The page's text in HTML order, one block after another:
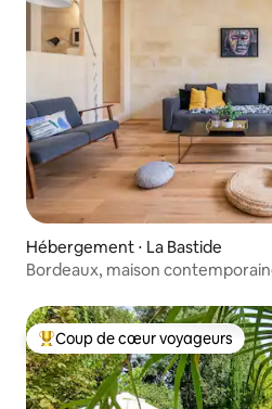
Hébergement ⋅ La Bastide
Bordeaux, maison
Coups de cœur voyageurs les
Coup de cœur voyageurs